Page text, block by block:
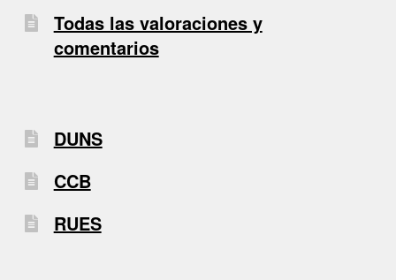
Todas las valoraciones y
comentarios
DUNS
CCB
RUES